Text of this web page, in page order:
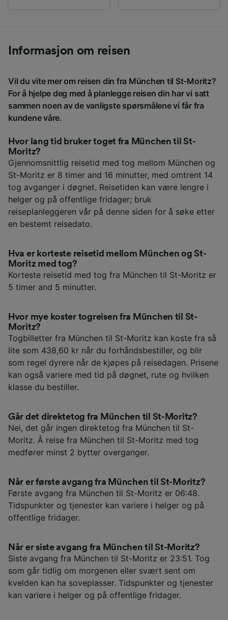
Informasjon om reisen
Vil du vite mer om reisen din fra München til St-Moritz?
For å hjelpe deg med å planlegge reisen din har vi satt
sammen noen av de vanligste spørsmålene vi får fra
kundene våre.
Hvor lang tid bruker toget fra München til St-
Moritz?
Gjennomsnittlig reisetid med tog mellom München og
St-Moritz er 8 timer and 16 minutter, med omtrent 14
tog avganger i døgnet. Reisetiden kan være lengre i
helger og på offentlige fridager; bruk
reiseplanleggeren vår på denne siden for å søke etter
en bestemt reisedato.
Hva er korteste reisetid mellom München og St-
Moritz med tog?
Korteste reisetid med tog fra München til St-Moritz er
5 timer and 5 minutter.
Hvor mye koster togreisen fra München til St-
Moritz?
Togbilletter fra München til St-Moritz kan koste fra så
lite som 438,60 kr når du forhåndsbestiller, og blir
som regel dyrere når de kjøpes på reisedagen. Prisene
kan også variere med tid på døgnet, rute og hvilken
klasse du bestiller.
Går det direktetog fra München til St-Moritz?
Nei, det går ingen direktetog fra München til St-
Moritz. Å reise fra München til St-Moritz med tog
medfører minst 2 bytter overganger.
Når er første avgang fra München til St-Moritz?
Første avgang fra München til St-Moritz er 06:48.
Tidspunkter og tjenester kan variere i helger og på
offentlige fridager.
Når er siste avgang fra München til St-Moritz?
Siste avgang fra München til St-Moritz er 23:51. Tog
som går tidlig om morgenen eller svært sent om
kvelden kan ha soveplasser. Tidspunkter og tjenester
kan variere i helger og på offentlige fridager.